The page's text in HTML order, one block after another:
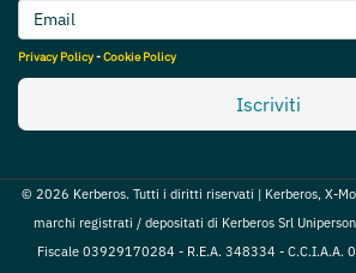
Privacy Policy-Cookie Policy
Iscriviti
© 2026 Kerberos. Tutti i diritti riservati | Kerberos, X-
marchi registrati / depositati di Kerberos Srl
Fiscale 03929170284 - R.E.A. 348334 - C.C.I.A.A.